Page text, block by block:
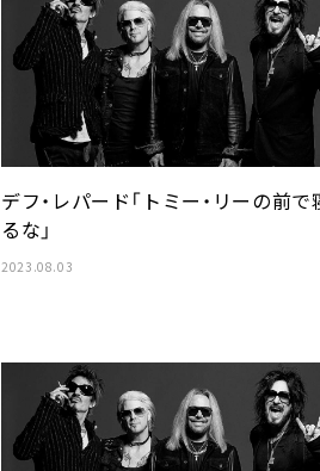
デフ・レパード「トミー・リーの前で
るな」
2023.08.03